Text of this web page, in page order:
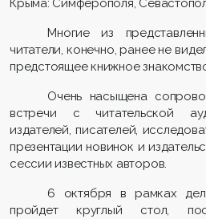
Крыма: Симферополя,
Многие из
читатели, конечно, ранее не
предстоящее книжное
Очень насыщена
встречи с читательской
издателей, писателей,
презентации новинок и
сессии известных авторов.
6 октября в рамках
пройдет круглый стол,